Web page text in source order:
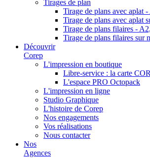
Tirages de plan
Tirage de plans avec aplat
Tirage de plans avec aplat
Tirage de plans filaires -
Tirage de plans filaires sur
Découvrir
Corep
L'impression en boutique
Libre-service : la carte
L'espace PRO Octopack
L'impression en ligne
Studio Graphique
L'histoire de Corep
Nos engagements
Vos réalisations
Nous contacter
Nos
Agences